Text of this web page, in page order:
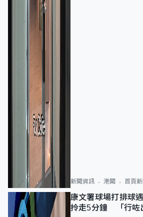
新聞資訊 港聞 首頁新
康文署球場打排球
拎走5分鐘 「行咗